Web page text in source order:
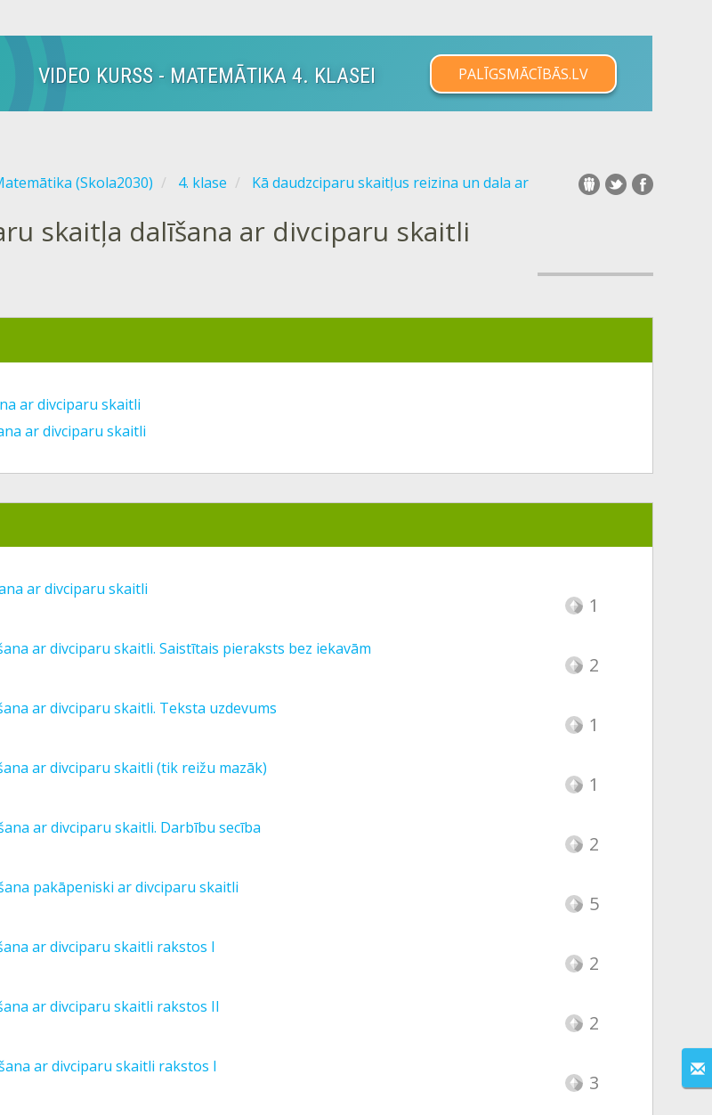
VIDEO KURSS - MATEMĀTIKA 4. KLASEI PALĪGSMĀCĪBĀS.LV
(Skola2030) 4. klase
Kā daudzciparu skaitļus reizina un dala ar
skaitļa dalīšana ar divciparu skaitli
ar divciparu skaitli
ar divciparu skaitli
ar divciparu skaitli
1
ar divciparu skaitli. Saistītais pieraksts bez iekavām
2
ar divciparu skaitli. Teksta uzdevums
1
ar divciparu skaitli (tik reižu mazāk)
1
ar divciparu skaitli. Darbību secība
2
pakāpeniski ar divciparu skaitli
5
ar divciparu skaitli rakstos I
2
ar divciparu skaitli rakstos II
2
ar divciparu skaitli rakstos I
3